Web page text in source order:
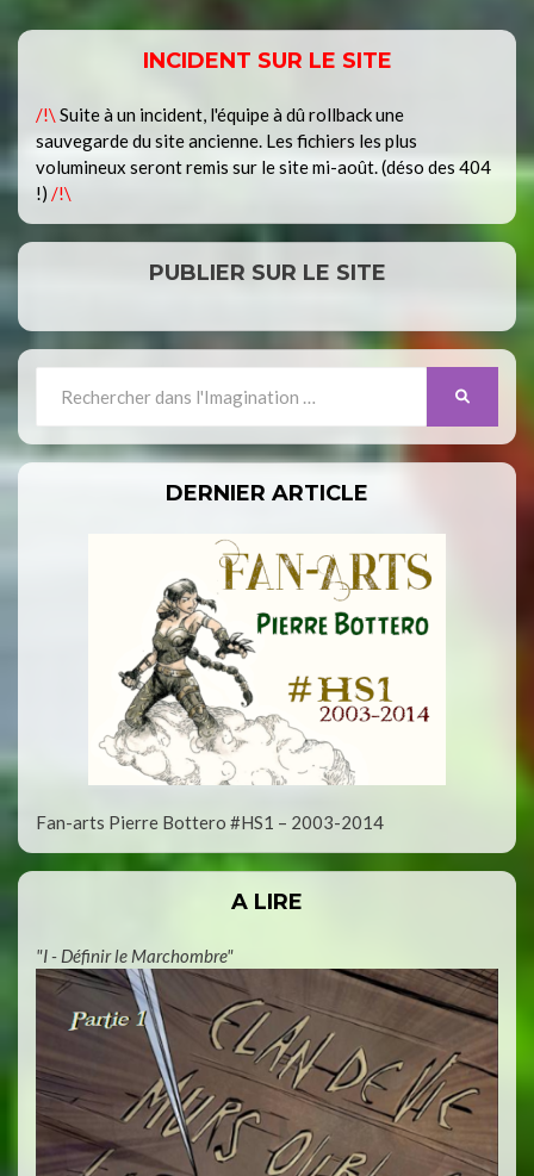
INCIDENT SUR LE SITE
/!\ Suite à un incident, l'équipe à dû rollback une
sauvegarde du site ancienne. Les fichiers les plus
volumineux seront remis sur le site mi-août. (déso des 404
!) /!\
PUBLIER SUR LE SITE
for:
DERNIER ARTICLE
Fan-arts Pierre Bottero #HS1 – 2003-2014
A LIRE
"I - Définir le Marchombre"